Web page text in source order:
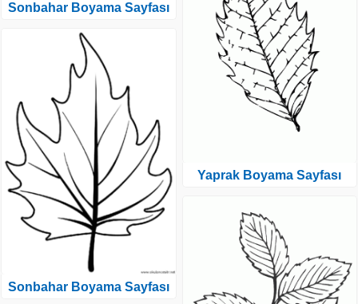
Sonbahar Boyama Sayfası
Sonbahar Boyama Sayfası
Yaprak Boyama Sayfası